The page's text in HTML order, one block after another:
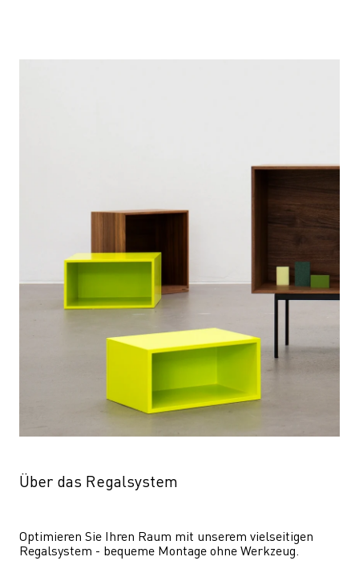
Über das Regalsystem
Optimieren Sie Ihren Raum mit unserem vielseitigen
Regalsystem - bequeme Montage ohne Werkzeug.